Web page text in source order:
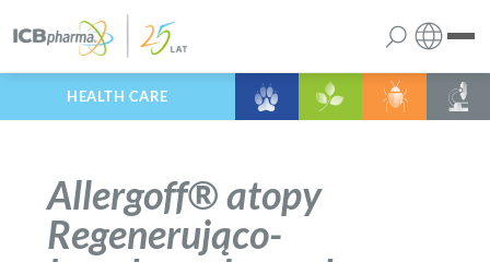
produkty
Polski
HEALTH CARE
Allergoff® atopy
Regenerująco-